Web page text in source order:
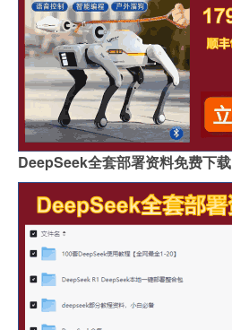
DeepSeek全套部署资料免费下载